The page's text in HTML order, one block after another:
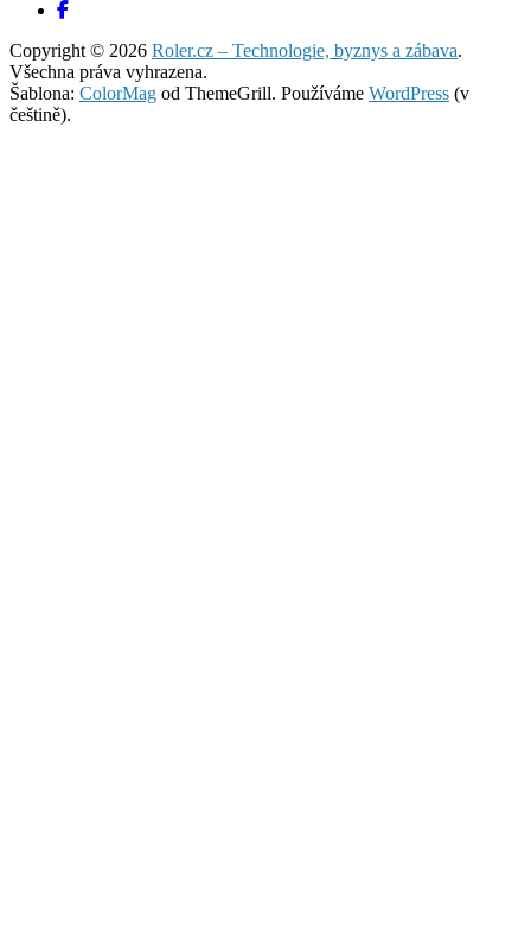
Copyright © 2026 Roler.cz – Technologie, byznys a zábava.
Všechna práva vyhrazena.
Šablona: ColorMag od ThemeGrill. Používáme WordPress (v
češtině).